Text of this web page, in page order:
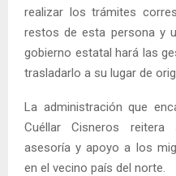
realizar los trámites
restos de esta persona y
gobierno estatal hará las
trasladarlo a su lugar de
La administración que
Cuéllar Cisneros
asesoría y apoyo a los
en el vecino país del norte.